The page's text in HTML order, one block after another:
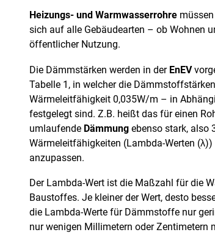
Heizungs- und Warmwasserrohre
sich auf alle Gebäudearten – ob Wohnen
öffentlicher Nutzung.
Die Dämmstärken werden in der EnEV
Tabelle 1, in welcher die
Wärmeleitfähigkeit 0,035W/m – in
festgelegt sind. Z.B. heißt das für einen
umlaufende Dämmung ebenso stark, also
Wärmeleitfähigkeiten (Lambda-Werten
anzupassen.
Der Lambda-Wert ist die Maßzahl für die
Baustoffes. Je kleiner der Wert, desto
die Lambda-Werte für Dämmstoffe nur
nur wenigen Millimetern oder Zentimetern